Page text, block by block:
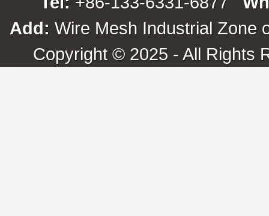
Add: Wire Mesh Industrial Zone
Copyright © 2025 - All Rights